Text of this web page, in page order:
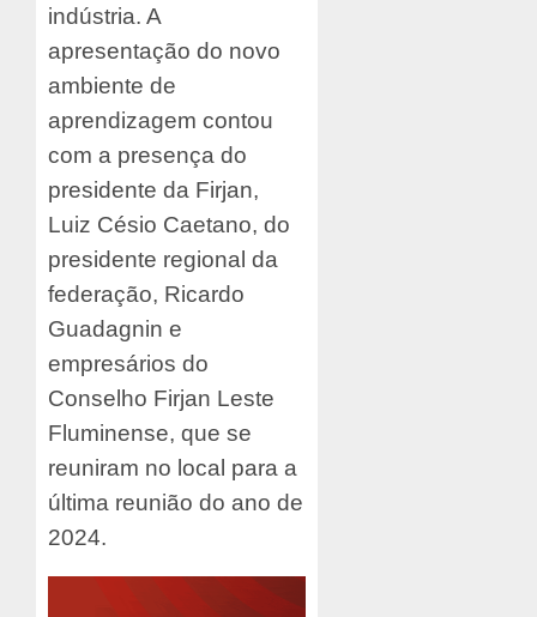
indústria. A
apresentação do novo
ambiente de
aprendizagem contou
com a presença do
presidente da Firjan,
Luiz Césio Caetano, do
presidente regional da
federação, Ricardo
Guadagnin e
empresários do
Conselho Firjan Leste
Fluminense, que se
reuniram no local para a
última reunião do ano de
2024.